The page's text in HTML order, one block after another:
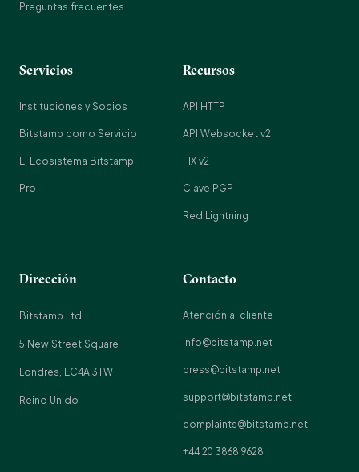
Preguntas frecuentes
Servicios
Instituciones y Socios
Bitstamp como Servicio
El Ecosistema Bitstamp
Pro
Recursos
API HTTP
API Websocket v2
FIX v2
Clave PGP
Red Lightning
Dirección
Bitstamp Ltd
5 New Street Square
Londres, EC4A 3TW
Reino Unido
Contacto
Atención al cliente
info@bitstamp.net
press@bitstamp.net
support@bitstamp.net
complaints@bitstamp.net
+44 20 3868 9628